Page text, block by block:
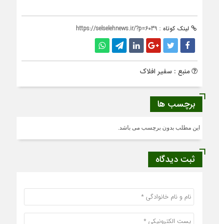
لینک کوتاه : https://selselehnews.ir/?p=6039
منبع : سفیر افلاک
برچسب ها
این مطلب بدون برچسب می باشد.
ثبت دیدگاه